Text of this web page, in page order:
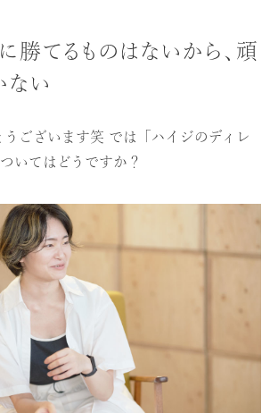
勝てるものはないから、頑
ない
ございます笑 では「ハイジのディレ
いてはどうですか？